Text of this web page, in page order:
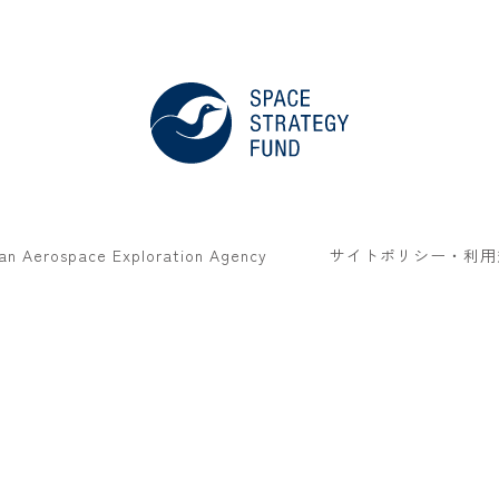
Aerospace Exploration Agency サイトポリシー・利